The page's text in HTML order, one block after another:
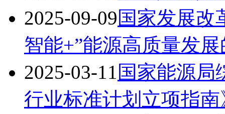
2025-09-09国家发展改
智能+”能源高质量发
2025-03-11 国家能源局
行业标准计划立项指